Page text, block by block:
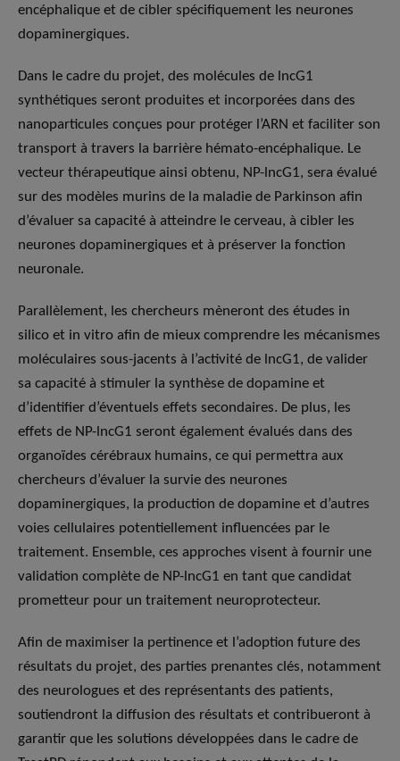
encéphalique et de cibler spécifiquement les neurones
dopaminergiques.
Dans le cadre du projet, des molécules de lncG1
synthétiques seront produites et incorporées dans des
nanoparticules conçues pour protéger l’ARN et faciliter son
transport à travers la barrière hémato-encéphalique. Le
vecteur thérapeutique ainsi obtenu, NP-lncG1, sera évalué
sur des modèles murins de la maladie de Parkinson afin
d’évaluer sa capacité à atteindre le cerveau, à cibler les
neurones dopaminergiques et à préserver la fonction
neuronale.
Parallèlement, les chercheurs mèneront des études in
silico et in vitro afin de mieux comprendre les mécanismes
moléculaires sous-jacents à l’activité de lncG1, de valider
sa capacité à stimuler la synthèse de dopamine et
d’identifier d’éventuels effets secondaires. De plus, les
effets de NP-lncG1 seront également évalués dans des
organoïdes cérébraux humains, ce qui permettra aux
chercheurs d’évaluer la survie des neurones
dopaminergiques, la production de dopamine et d’autres
voies cellulaires potentiellement influencées par le
traitement. Ensemble, ces approches visent à fournir une
validation complète de NP-lncG1 en tant que candidat
prometteur pour un traitement neuroprotecteur.
Afin de maximiser la pertinence et l’adoption future des
résultats du projet, des parties prenantes clés, notamment
des neurologues et des représentants des patients,
soutiendront la diffusion des résultats et contribueront à
garantir que les solutions développées dans le cadre de